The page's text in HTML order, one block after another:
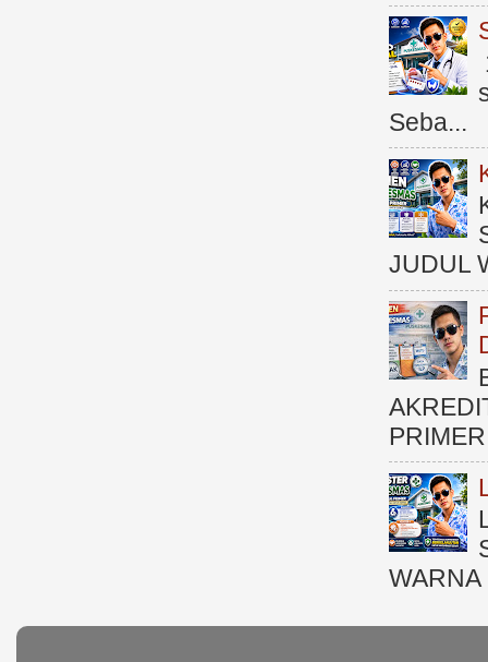
Seba...
JUDUL